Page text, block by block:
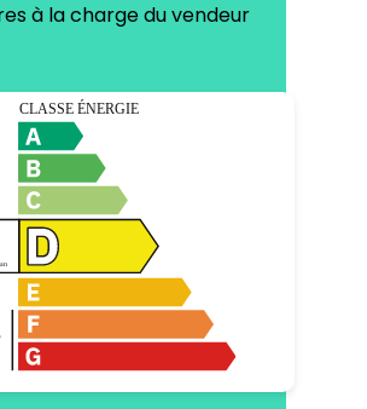
à la charge du vendeur